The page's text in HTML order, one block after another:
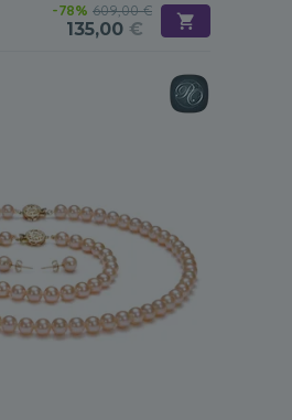
-78% 609,00 €
135,00 €